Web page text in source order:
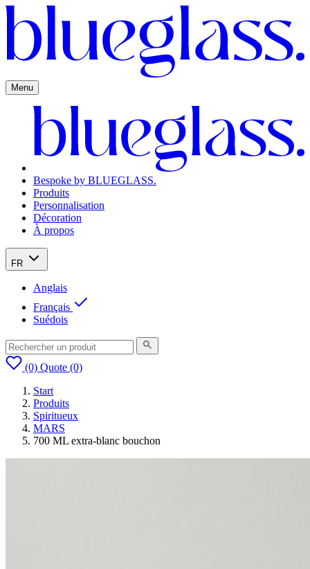
Menu
Bespoke by BLUEGLASS.
Produits
Personnalisation
Décoration
À propos
FR
Anglais
Français
Suédois
(0) Quote (0)
Start
Produits
Spiritueux
MARS
700 ML extra-blanc bouchon